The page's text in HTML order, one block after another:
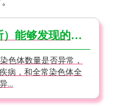
通过NIPT（新型产前诊断）能够发现的疾病
色体数量是否异常，
病，和全常染色体全
...